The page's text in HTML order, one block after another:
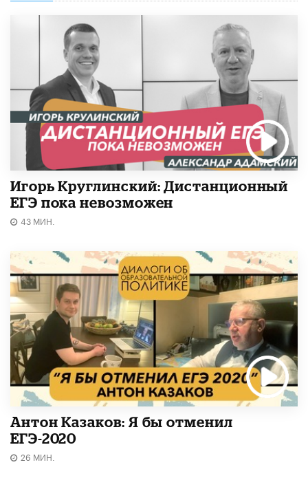
Игорь Круглинский: Дистанционный
ЕГЭ пока невозможен
43 МИН.
Антон Казаков: Я бы отменил
ЕГЭ-2020
26 МИН.